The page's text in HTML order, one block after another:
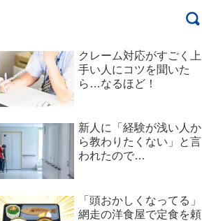
クレーム対応がすごく上
手い人にコツを聞いた
ら…なるほど！
新人に「経験が浅い人か
ら教わりたくない」と言
われたので…
「頭おかしくなってる」
網走の洋食屋で定食を頼